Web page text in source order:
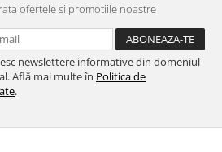
ofertele si promotiile noastre
newslettere informative din domeniul
Află mai multe în Politica de
.